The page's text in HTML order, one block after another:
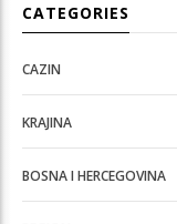
CATEGORIES
CAZIN
KRAJINA
BOSNA I HERCEGOVINA